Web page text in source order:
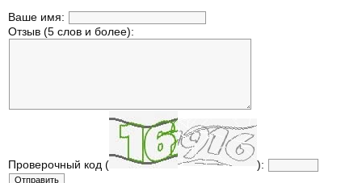
Ваше имя:
Отзыв (5 слов и более):
Проверочный код ( ):